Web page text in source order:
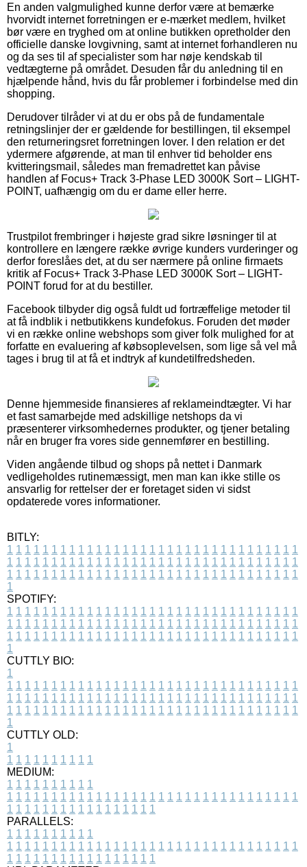
En anden valgmulighed kunne derfor være at bemærke
hvorvidt internet forretningen er e-mærket medlem, hvilket
bør være en tryghed om at online butikken opretholder den
officielle danske lovgivning, samt at internet forhandleren nu
og da ses til af specialister som har nøje kendskab til
vedtægterne på området. Desuden får du anledning til en
hjælpende hånd, hvis du får problemer i forbindelse med din
shopping.
Derudover tilråder vi at du er obs på de fundamentale
retningslinjer der er gældende for bestillingen, til eksempel
den returneringsret forretningen lover. I den relation er det
ydermere afgørende, at man til enhver tid beholder ens
kvitteringsmail, således man fremadrettet kan påvise
handlen af Focus+ Track 3-Phase LED 3000K Sort – LIGHT-
POINT, uafhængig om du er dame eller herre.
Trustpilot frembringer i højeste grad sikre løsninger til at
kontrollere en længere række øvrige kunders vurderinger og
derfor foreslåes det, at du ser nærmere på online firmaets
kritik af Focus+ Track 3-Phase LED 3000K Sort – LIGHT-
POINT forud for at du bestiller.
Facebook tilbyder dig også fuldt ud fortræffelige metoder til
at få indblik i netbutikkens kundefokus. Foruden det møder
vi en række online webshops som giver folk mulighed for at
forfatte en evaluering af købsoplevelsen, som lige så vel må
tages i brug til at få et indtryk af kundetilfredsheden.
Denne hjemmeside finansieres af reklameindtægter. Vi har
et fast samarbejde med adskillige netshops da vi
præsenterer virksomhedernes produkter, og tjener betaling
når en bruger fra vores side gennemfører en bestilling.
Viden angående tilbud og shops på nettet i Danmark
vedligeholdes rutinemæssigt, men man kan ikke stille os
ansvarlig for rettelser der er foretaget siden vi sidst
opdaterede vores informationer.
BITLY:
1 1 1 1 1 1 1 1 1 1 1 1 1 1 1 1 1 1 1 1 1 1 1 1 1 1 1 1 1 1 1 1 1
1 1 1 1 1 1 1 1 1 1 1 1 1 1 1 1 1 1 1 1 1 1 1 1 1 1 1 1 1 1 1 1 1
1 1 1 1 1 1 1 1 1 1 1 1 1 1 1 1 1 1 1 1 1 1 1 1 1 1 1 1 1 1 1 1 1
1
SPOTIFY:
1 1 1 1 1 1 1 1 1 1 1 1 1 1 1 1 1 1 1 1 1 1 1 1 1 1 1 1 1 1 1 1 1
1 1 1 1 1 1 1 1 1 1 1 1 1 1 1 1 1 1 1 1 1 1 1 1 1 1 1 1 1 1 1 1 1
1 1 1 1 1 1 1 1 1 1 1 1 1 1 1 1 1 1 1 1 1 1 1 1 1 1 1 1 1 1 1 1 1
1
CUTTLY BIO:
1
1 1 1 1 1 1 1 1 1 1 1 1 1 1 1 1 1 1 1 1 1 1 1 1 1 1 1 1 1 1 1 1 1
1 1 1 1 1 1 1 1 1 1 1 1 1 1 1 1 1 1 1 1 1 1 1 1 1 1 1 1 1 1 1 1 1
1 1 1 1 1 1 1 1 1 1 1 1 1 1 1 1 1 1 1 1 1 1 1 1 1 1 1 1 1 1 1 1 1
1
CUTTLY OLD:
1
1 1 1 1 1 1 1 1 1 1
MEDIUM:
1 1 1 1 1 1 1 1 1 1
1 1 1 1 1 1 1 1 1 1 1 1 1 1 1 1 1 1 1 1 1 1 1 1 1 1 1 1 1 1 1 1 1
1 1 1 1 1 1 1 1 1 1 1 1 1 1 1 1 1
PARALLELS:
1 1 1 1 1 1 1 1 1 1
1 1 1 1 1 1 1 1 1 1 1 1 1 1 1 1 1 1 1 1 1 1 1 1 1 1 1 1 1 1 1 1 1
1 1 1 1 1 1 1 1 1 1 1 1 1 1 1 1 1